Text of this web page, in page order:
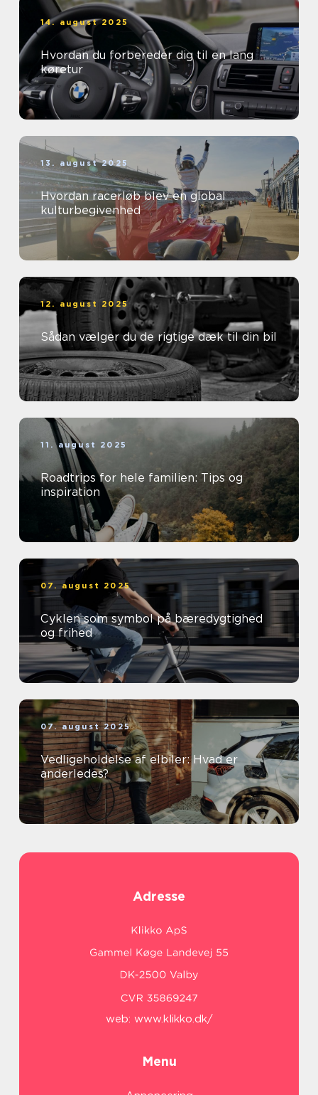
14. august 2025
Hvordan du forbereder dig til en lang
køretur
13. august 2025
Hvordan racerløb blev en global
kulturbegivenhed
12. august 2025
Sådan vælger du de rigtige dæk til din bil
11. august 2025
Roadtrips for hele familien: Tips og
inspiration
07. august 2025
Cyklen som symbol på bæredygtighed
og frihed
07. august 2025
Vedligeholdelse af elbiler: Hvad er
anderledes?
Adresse
web: www.klikko.dk/
Menu